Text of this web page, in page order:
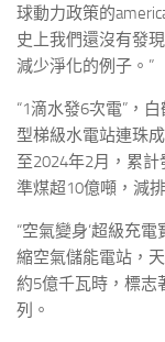
球動力政策的
史上我們還沒有發
減少淨化的例子。”
“1滴水發6次電”，
型梯級水電站連珠
至2024年2月，累
準煤超10億噸，減
“空氣變身‘超級充
縮空氣儲能電站，
約5億千瓦時，標志
列。